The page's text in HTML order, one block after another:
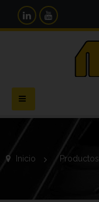
Navegación
Toggle
Inicio > Productos